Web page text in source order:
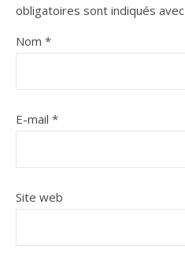
obligatoires sont indiqués avec
Nom *
E-mail *
Site web